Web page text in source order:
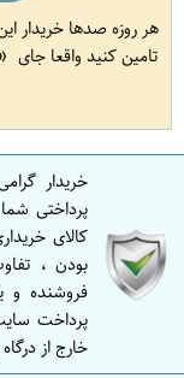
هر روزه صدها خریدار
تامین کنید واقعا جای
خریدار
پرداختی
کالای
بودن ،
فروشنده و
پرداخت
خارج از